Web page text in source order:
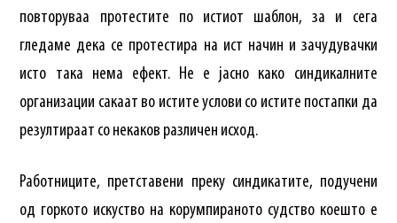
повторуваа протестите по истиот шаблон, за и сега
гледаме дека се протестира на ист начин и зачудувачки
исто така нема ефект. Не е јасно како синдикалните
организации сакаат во истите услови со истите постапки да
резултираат со некаков различен исход.
Работниците, претставени преку синдикатите, подучени
од горкото искуство на корумпираното судство коешто е